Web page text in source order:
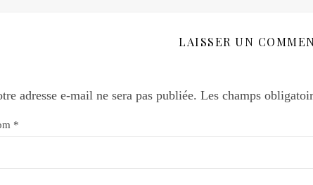
LAISSER UN
adresse e-mail ne sera pas publiée. Les champs
*